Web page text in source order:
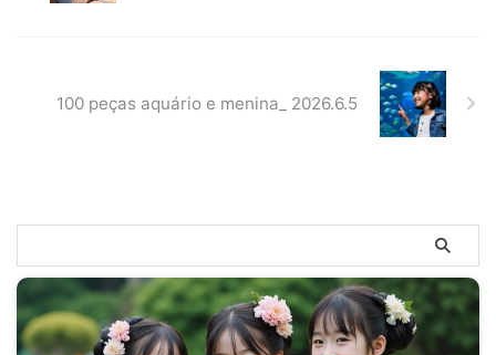
100 peças aquário e menina_ 2026.6.5